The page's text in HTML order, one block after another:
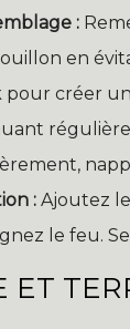
:
en
pour créer
: Ajoutez
le feu.
ET